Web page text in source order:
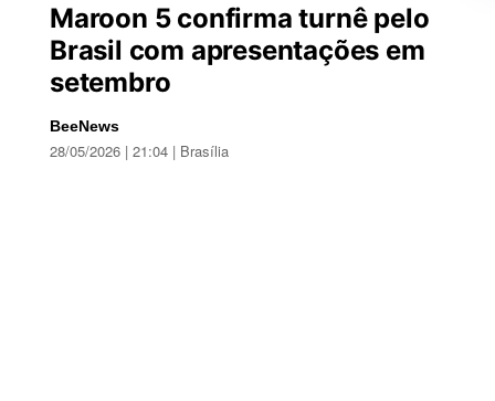
Maroon 5 confirma turnê pelo
Brasil com apresentações em
setembro
BeeNews
28/05/2026 | 21:04 | Brasília